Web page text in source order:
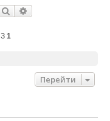
Пошук
З 1
Перейти